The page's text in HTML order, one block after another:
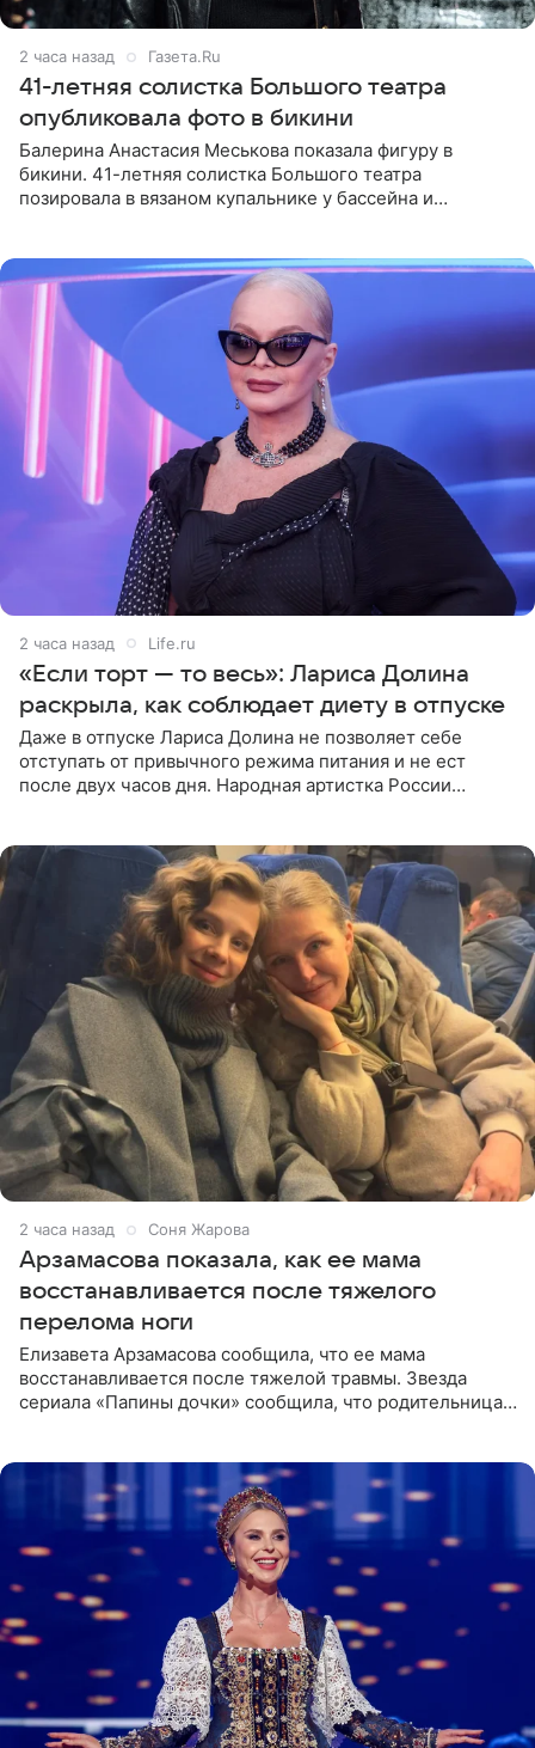
2 часа назад Газета.Ru
41-летняя солистка Большого театра
опубликовала фото в бикини
Балерина Анастасия Меськова показала фигуру в
бикини. 41-летняя солистка Большого театра
позировала в вязаном купальнике у бассейна и
2 часа назад Life.ru
«Если торт — то весь»: Лариса Долина
раскрыла, как соблюдает диету в отпуске
Даже в отпуске Лариса Долина не позволяет себе
отступать от привычного режима питания и не ест
после двух часов дня. Народная артистка России
2 часа назад Соня Жарова
Арзамасова показала, как ее мама
восстанавливается после тяжелого
перелома ноги
Елизавета Арзамасова сообщила, что ее мама
восстанавливается после тяжелой травмы. Звезда
сериала «Папины дочки» сообщила, что родительница